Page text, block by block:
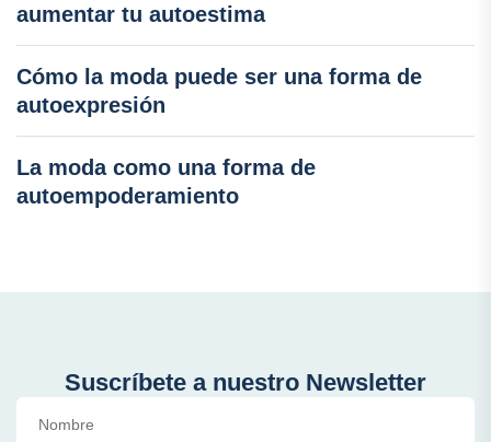
aumentar tu autoestima
Cómo la moda puede ser una forma de
autoexpresión
La moda como una forma de
autoempoderamiento
Suscríbete a nuestro Newsletter